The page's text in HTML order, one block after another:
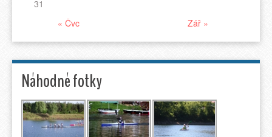
31
« Čvc
Zář »
Náhodné fotky